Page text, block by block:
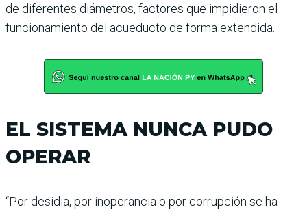
de diferentes diáme­tros, factores que impidieron el
funcionamiento del acue­ducto de forma extendida.
EL SISTEMA NUNCA PUDO
OPERAR
“Por desidia, por inoperancia o por corrupción se ha